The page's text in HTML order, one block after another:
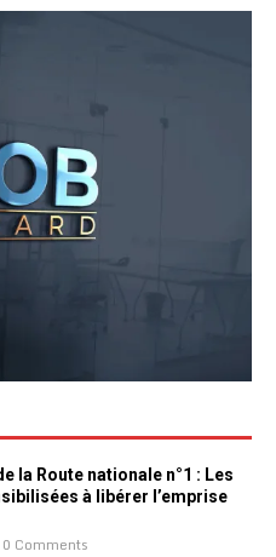
la Route nationale n°1 : Les
à libérer l’emprise
0 Comments